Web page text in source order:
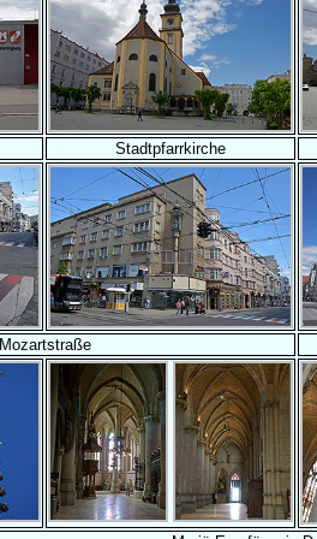
Stadtpfarrkirche
Mozartstraße